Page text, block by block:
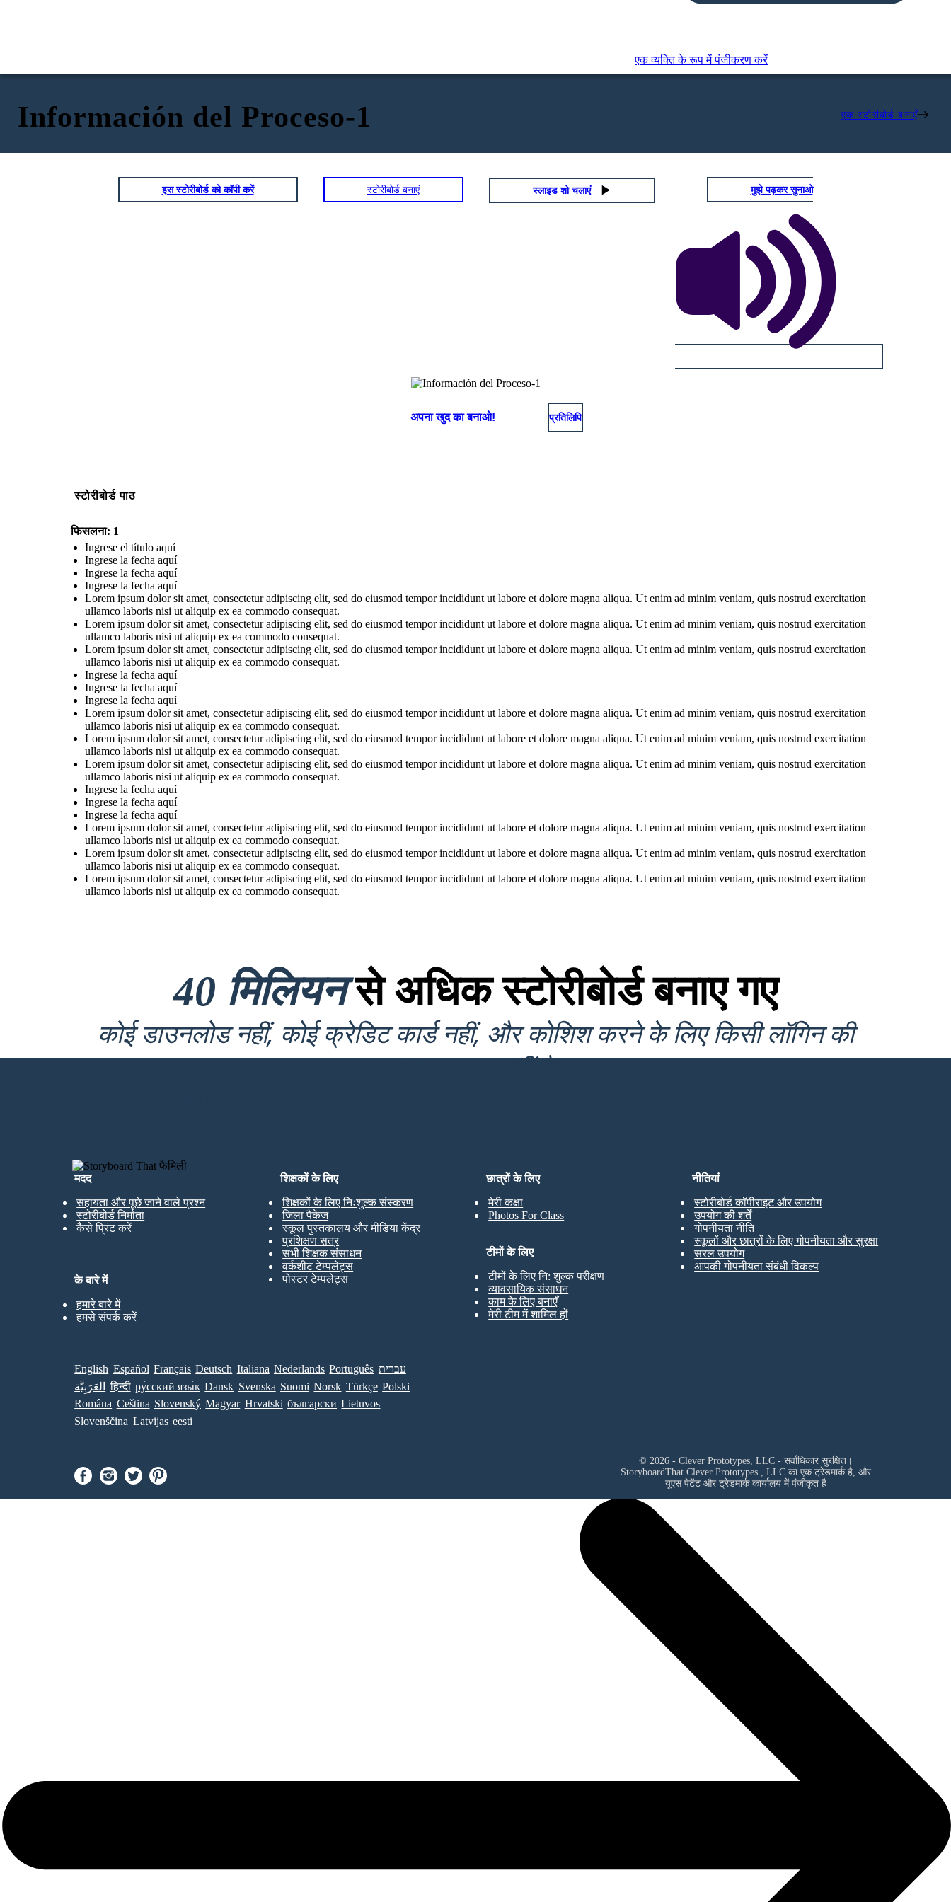
एक व्यक्ति के रूप में पंजीकरण करें
Información del Proceso-1 एक स्टोरीबोर्ड बनाएँ
इस स्टोरीबोर्ड को कॉपी करें स्टोरीबोर्ड बनाएं स्लाइड शो चलाएं मुझे पढ़कर सुनाओ
अपना खुद का बनाओ! प्रतिलिपि
स्टोरीबोर्ड पाठ
फिसलना: 1
Ingrese el título aquí
Ingrese la fecha aquí
Ingrese la fecha aquí
Ingrese la fecha aquí
Lorem ipsum dolor sit amet, consectetur adipiscing elit, sed do eiusmod tempor incididunt ut labore et dolore magna aliqua. Ut enim ad minim veniam, quis nostrud exercitation
ullamco laboris nisi ut aliquip ex ea commodo consequat.
Lorem ipsum dolor sit amet, consectetur adipiscing elit, sed do eiusmod tempor incididunt ut labore et dolore magna aliqua. Ut enim ad minim veniam, quis nostrud exercitation
ullamco laboris nisi ut aliquip ex ea commodo consequat.
Lorem ipsum dolor sit amet, consectetur adipiscing elit, sed do eiusmod tempor incididunt ut labore et dolore magna aliqua. Ut enim ad minim veniam, quis nostrud exercitation
ullamco laboris nisi ut aliquip ex ea commodo consequat.
Ingrese la fecha aquí
Ingrese la fecha aquí
Ingrese la fecha aquí
Lorem ipsum dolor sit amet, consectetur adipiscing elit, sed do eiusmod tempor incididunt ut labore et dolore magna aliqua. Ut enim ad minim veniam, quis nostrud exercitation
ullamco laboris nisi ut aliquip ex ea commodo consequat.
Lorem ipsum dolor sit amet, consectetur adipiscing elit, sed do eiusmod tempor incididunt ut labore et dolore magna aliqua. Ut enim ad minim veniam, quis nostrud exercitation
ullamco laboris nisi ut aliquip ex ea commodo consequat.
Lorem ipsum dolor sit amet, consectetur adipiscing elit, sed do eiusmod tempor incididunt ut labore et dolore magna aliqua. Ut enim ad minim veniam, quis nostrud exercitation
ullamco laboris nisi ut aliquip ex ea commodo consequat.
Ingrese la fecha aquí
Ingrese la fecha aquí
Ingrese la fecha aquí
Lorem ipsum dolor sit amet, consectetur adipiscing elit, sed do eiusmod tempor incididunt ut labore et dolore magna aliqua. Ut enim ad minim veniam, quis nostrud exercitation
ullamco laboris nisi ut aliquip ex ea commodo consequat.
Lorem ipsum dolor sit amet, consectetur adipiscing elit, sed do eiusmod tempor incididunt ut labore et dolore magna aliqua. Ut enim ad minim veniam, quis nostrud exercitation
ullamco laboris nisi ut aliquip ex ea commodo consequat.
Lorem ipsum dolor sit amet, consectetur adipiscing elit, sed do eiusmod tempor incididunt ut labore et dolore magna aliqua. Ut enim ad minim veniam, quis nostrud exercitation
ullamco laboris nisi ut aliquip ex ea commodo consequat.
40 मिलियनसे अधिक स्टोरीबोर्ड बनाए गए
कोई डाउनलोड नहीं, कोई क्रेडिट कार्ड नहीं, और कोशिश करने के लिए किसी लॉगिन की
आवश्यकता नहीं है!
मदद
सहायता और पूछे जाने वाले प्रश्न
स्टोरीबोर्ड निर्माता
कैसे प्रिंट करें
छात्रों के लिए
मेरी कक्षा
Photos For Class
शिक्षकों के लिए
शिक्षकों के लिए निःशुल्क संस्करण
जिला पैकेज
स्कूल पुस्तकालय और मीडिया केंद्र
प्रशिक्षण सत्र
सभी शिक्षक संसाधन
वर्कशीट टेम्पलेट्स
पोस्टर टेम्पलेट्स
टीमों के लिए
टीमों के लिए नि: शुल्क परीक्षण
व्यावसायिक संसाधन
काम के लिए बनाएँ
मेरी टीम में शामिल हों
के बारे में
हमारे बारे में
हमसे संपर्क करें
नीतियां
स्टोरीबोर्ड कॉपीराइट और उपयोग
उपयोग की शर्तें
गोपनीयता नीति
स्कूलों और छात्रों के लिए गोपनीयता और सुरक्षा
सरल उपयोग
आपकी गोपनीयता संबंधी विकल्प
English Español Français Deutsch Italiana Nederlands Português עברית
العَرَبِيَّة
हिन्दी ру́сский язы́к Dansk Svenska Suomi Norsk Türkçe Polski
Româna Ceština Slovenský Magyar Hrvatski български Lietuvos
Slovenščina Latvijas eesti
© 2026 - Clever Prototypes, LLC - सर्वाधिकार सुरक्षित।
StoryboardThat Clever Prototypes , LLCका एक ट्रेडमार्क है, और
यूएस पेटेंट और ट्रेडमार्क कार्यालय में पंजीकृत है